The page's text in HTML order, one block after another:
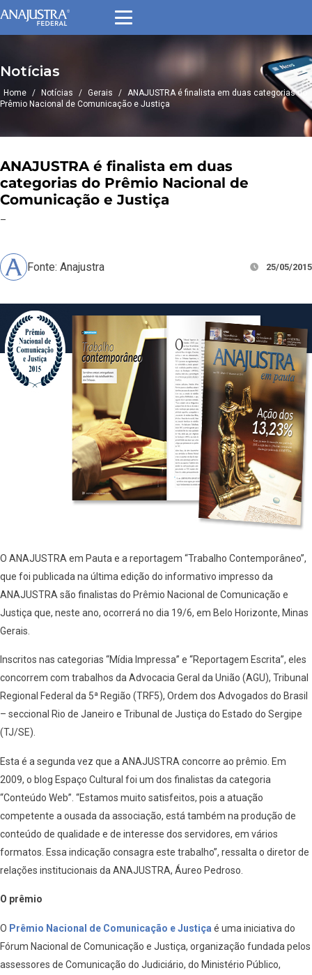
Notícias
Home / Notícias / Gerais / ANAJUSTRA é finalista em duas categorias do
Prêmio Nacional de Comunicação e Justiça
ANAJUSTRA é finalista em duas
categorias do Prêmio Nacional de
Comunicação e Justiça
–
Fonte: Anajustra 25/05/2015
O ANAJUSTRA em Pauta e a reportagem “Trabalho Contemporâneo”,
que foi publicada na última edição do informativo impresso da
ANAJUSTRA são finalistas do Prêmio Nacional de Comunicação e
Justiça que, neste ano, ocorrerá no dia 19/6, em Belo Horizonte, Minas
Gerais.
Inscritos nas categorias “Mídia Impressa” e “Reportagem Escrita”, eles
concorrem com trabalhos da Advocacia Geral da União (AGU), Tribunal
Regional Federal da 5ª Região (TRF5), Ordem dos Advogados do Brasil
– seccional Rio de Janeiro e Tribunal de Justiça do Estado do Sergipe
(TJ/SE).
Esta é a segunda vez que a ANAJUSTRA concorre ao prêmio. Em
2009, o blog Espaço Cultural foi um dos finalistas da categoria
“Conteúdo Web”. “Estamos muito satisfeitos, pois a atuação
competente a ousada da associação, está também na produção de
conteúdo de qualidade e de interesse dos servidores, em vários
formatos. Essa indicação consagra este trabalho”, ressalta o diretor de
relações institucionais da ANAJUSTRA, Áureo Pedroso.
O prêmio
O Prêmio Nacional de Comunicação e Justiça é uma iniciativa do
Fórum Nacional de Comunicação e Justiça, organização fundada pelos
assessores de Comunicação do Judiciário, do Ministério Público,